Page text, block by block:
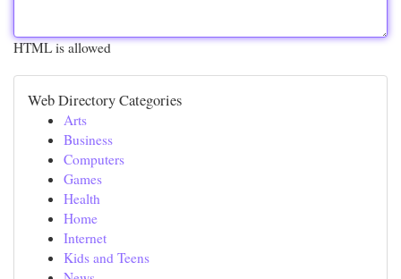
HTML is allowed
Web Directory Categories
Arts
Business
Computers
Games
Health
Home
Internet
Kids and Teens